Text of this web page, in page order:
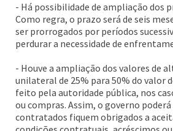
- Há possibilidade de ampliação dos
Como regra, o prazo será de seis
ser prorrogados por períodos
perdurar a necessidade de
- Houve a ampliação dos valores de
unilateral de 25% para 50% do valor
feito pela autoridade pública, nos
ou compras. Assim, o governo poderá
contratados fiquem obrigados a